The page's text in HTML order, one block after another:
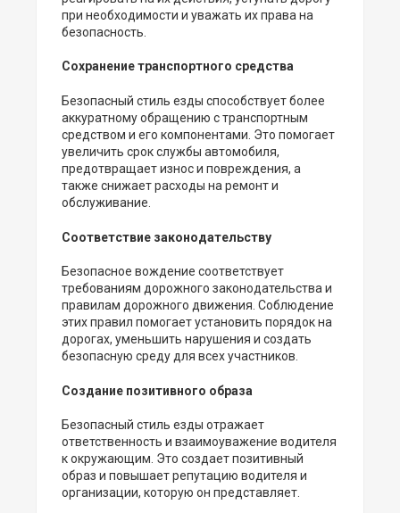
при необходимости и уважать их права на
безопасность.
Сохранение транспортного средства
Безопасный стиль езды способствует более
аккуратному обращению с транспортным
средством и его компонентами. Это помогает
увеличить срок службы автомобиля,
предотвращает износ и повреждения, а
также снижает расходы на ремонт и
обслуживание.
Соответствие законодательству
Безопасное вождение соответствует
требованиям дорожного законодательства и
правилам дорожного движения. Соблюдение
этих правил помогает установить порядок на
дорогах, уменьшить нарушения и создать
безопасную среду для всех участников.
Создание позитивного образа
Безопасный стиль езды отражает
ответственность и взаимоуважение водителя
к окружающим. Это создает позитивный
образ и повышает репутацию водителя и
организации, которую он представляет.